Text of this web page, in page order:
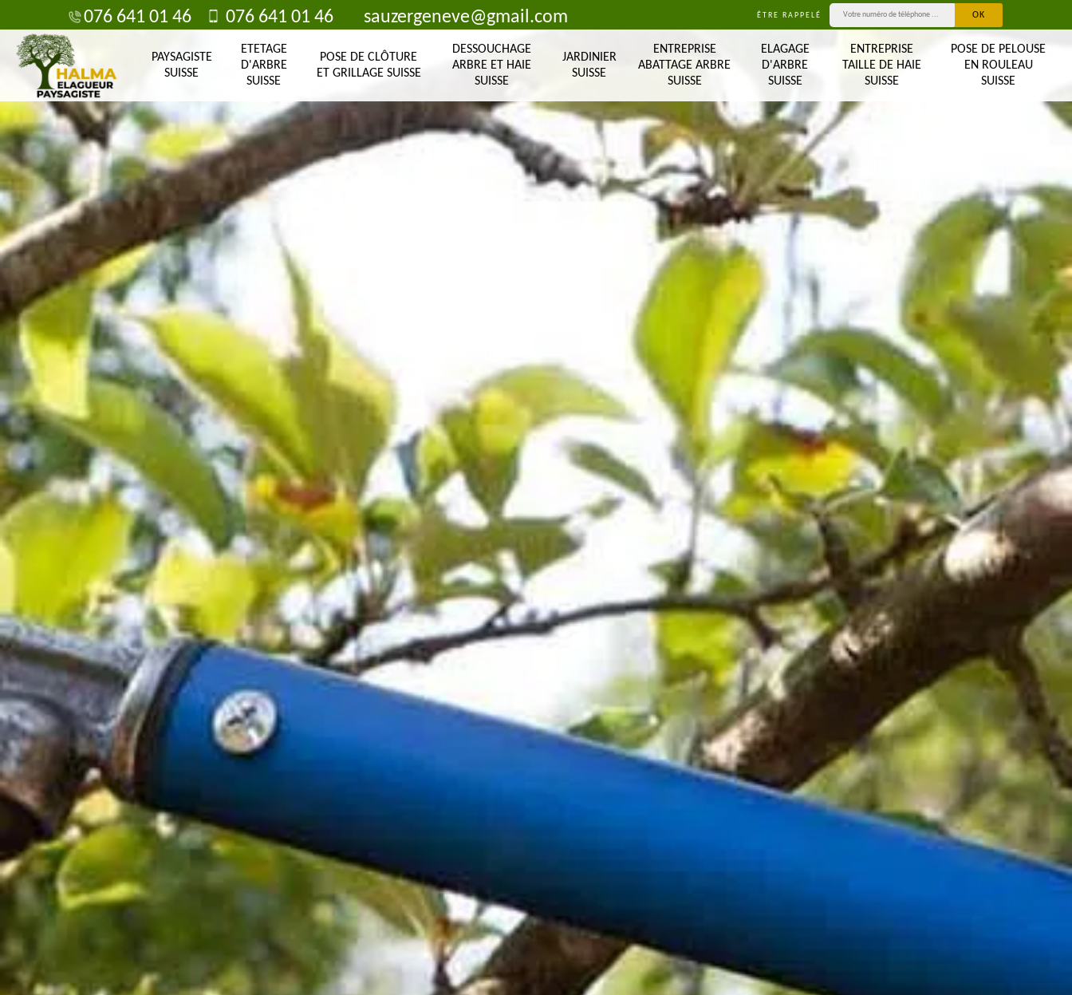
076 641 01 46 076 641 01 46 sauzergeneve@gmail.com ÊTRE RAPPELÉ
PAYSAGISTE
SUISSE
ETETAGE
D'ARBRE
SUISSE
POSE DE CLÔTURE
ET GRILLAGE SUISSE
DESSOUCHAGE
ARBRE ET HAIE
SUISSE
JARDINIER
SUISSE
ENTREPRISE
ABATTAGE ARBRE
SUISSE
ELAGAGE
D'ARBRE
SUISSE
ENTREPRISE
TAILLE DE HAIE
SUISSE
POSE DE PELOUSE
EN ROULEAU
SUISSE